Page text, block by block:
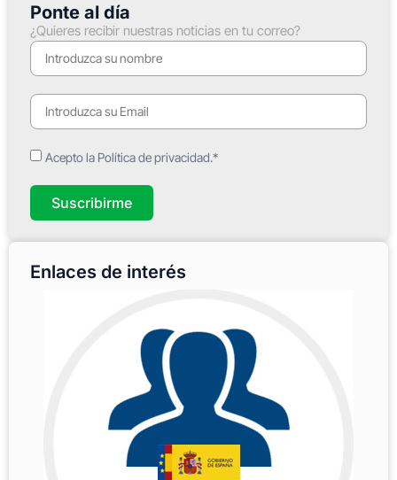
Ponte al día
¿Quieres recibir nuestras noticias en tu correo?
Acepto la Política de privacidad.*
Suscribirme
Enlaces de interés